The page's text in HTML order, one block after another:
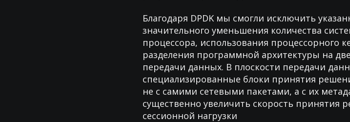
Благодаря DPDK мы смогли исключить
значительного уменьшения количества
процессора, использования процессорного
разделения программной архитектуры на
передачи данных. В плоскости передачи
специализированные блоки принятия
не с самими сетевыми пакетами, а с их
существенно увеличить скорость принятия
сессионной нагрузки